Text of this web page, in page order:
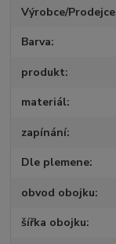
Výrobce/Prodejce
Barva
produkt
materiál
zapínání
Dle plemene
obvod obojku
šířka obojku